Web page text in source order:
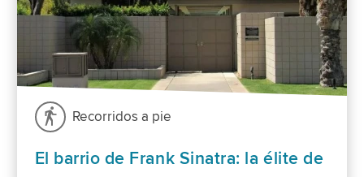
Recorridos a pie
El barrio de Frank Sinatra: la élite de